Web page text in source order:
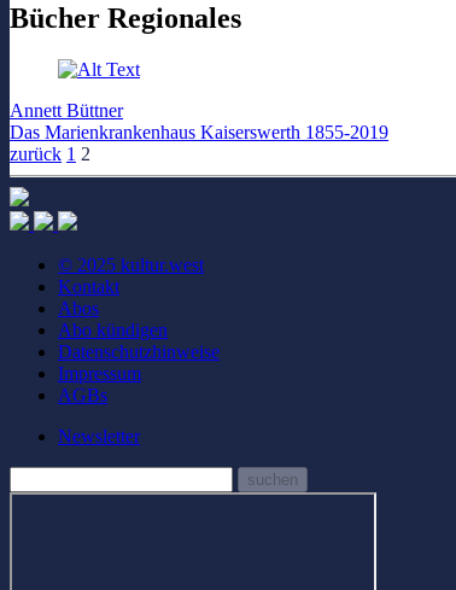
Bücher Regionales
Annett Büttner
Das Marienkrankenhaus Kaiserswerth 1855-2019
zurück 1 2
© 2025 kultur.west
Kontakt
Abos
Abo kündigen
Datenschutzhinweise
Impressum
AGBs
Newsletter